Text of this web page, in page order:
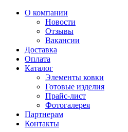
О компании
Новости
Отзывы
Вакансии
Доставка
Оплата
Каталог
Элементы ковки
Готовые изделия
Прайс-лист
Фотогалерея
Партнерам
Контакты